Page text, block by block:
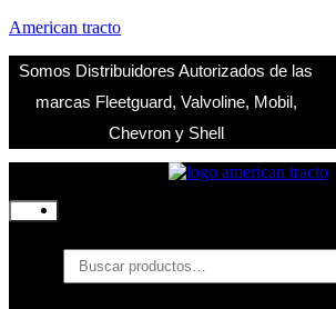
American tracto
Somos Distribuidores Autorizados de las
marcas Fleetguard, Valvoline, Mobil,
Chevron y Shell
Productos
Filtros